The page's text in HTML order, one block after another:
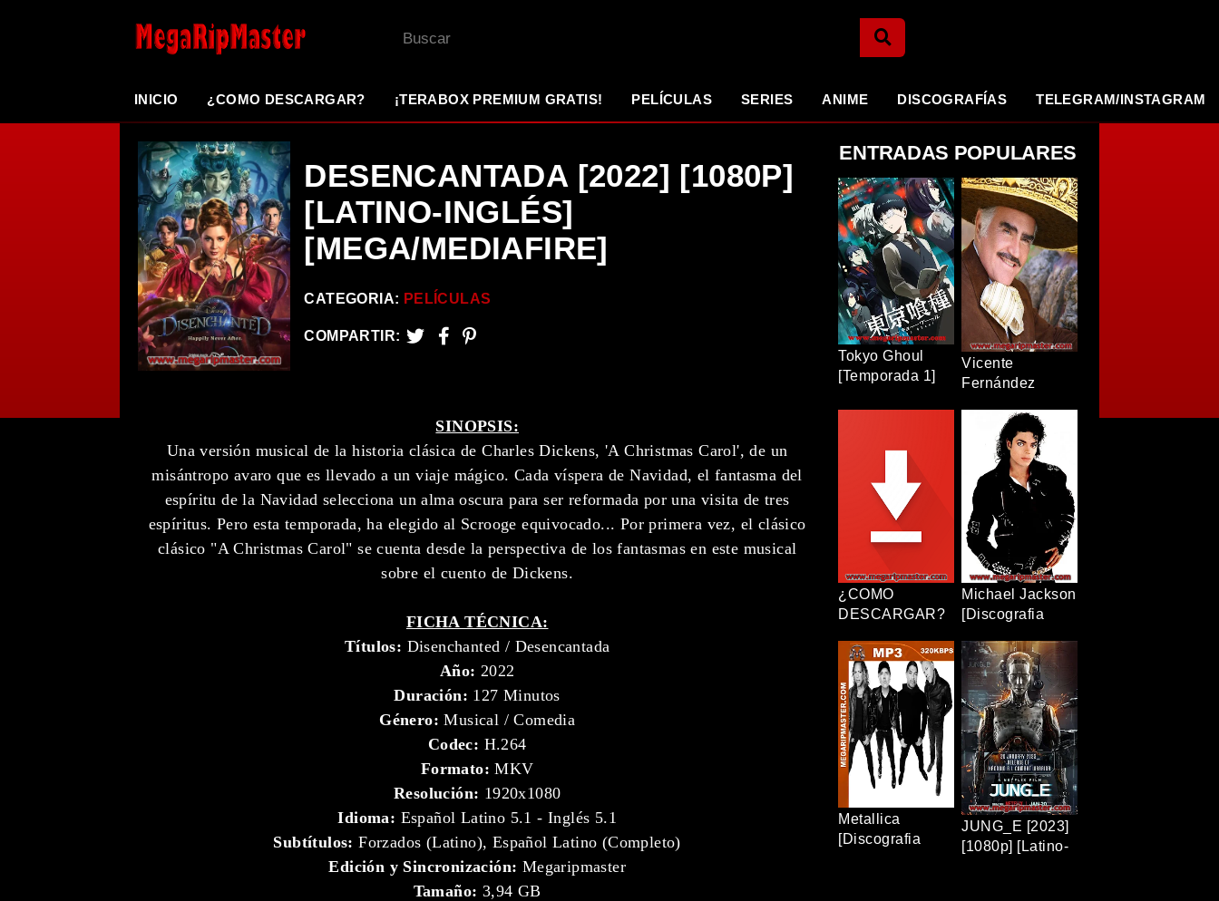
INICIO ¿COMO DESCARGAR? ¡TERABOX PREMIUM GRATIS! PELÍCULAS SERIES ANIME DISCOGRAFÍAS TELEGRAM/INSTAGRAM
DESENCANTADA [2022] [1080P]
[LATINO-INGLÉS]
[MEGA/MEDIAFIRE]
CATEGORIA: PELÍCULAS
COMPARTIR:
SINOPSIS:
Una versión musical de la historia clásica de Charles Dickens, 'A Christmas Carol', de un
misántropo avaro que es llevado a un viaje mágico. Cada víspera de Navidad, el fantasma del
espíritu de la Navidad selecciona un alma oscura para ser reformada por una visita de tres
espíritus. Pero esta temporada, ha elegido al Scrooge equivocado... Por primera vez, el clásico
clásico "A Christmas Carol" se cuenta desde la perspectiva de los fantasmas en este musical
sobre el cuento de Dickens.
FICHA TÉCNICA:
Títulos: Disenchanted / Desencantada
Año: 2022
Duración: 127 Minutos
Género:Musical / Comedia
Codec: H.264
Formato: MKV
Resolución: 1920x1080
Idioma: Español Latino 5.1 - Inglés 5.1
Subtítulos:Forzados (Latino), Español Latino (Completo)
Edición y Sincronización: Megaripmaster
Tamaño: 3,94 GB
ENTRADAS POPULARES
Tokyo Ghoul
[Temporada 1]
Japonés]
Vicente
Fernández
Completa]
[320Kbps] [MP3]
[TERABOX]
¿COMO
DESCARGAR?
Michael Jackson
[Discografia
[320Kbps] [MP3]
[TERABOX]
Metallica
[Discografia
JUNG_E [2023]
[1080p] [Latino-